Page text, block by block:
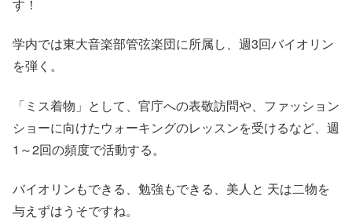
す！
学内では東大音楽部管弦楽団に所属し、週3回バイオリン
を弾く。
「ミス着物」として、官庁への表敬訪問や、ファッション
ショーに向けたウォーキングのレッスンを受けるなど、週
1～2回の頻度で活動する。
バイオリンもできる、勉強もできる、美人と 天は二物を
与えずはうそですね。